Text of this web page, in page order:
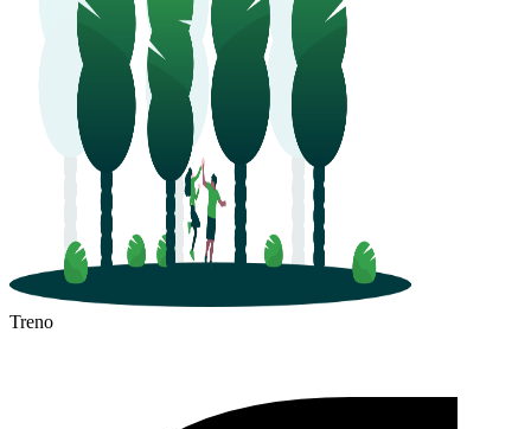
Caltanissetta
Treno